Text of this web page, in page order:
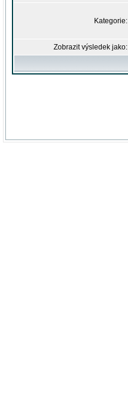
Kategorie:
Zobrazit výsledek jako: